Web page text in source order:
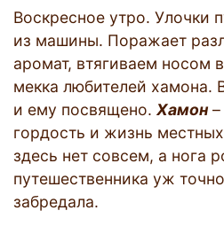
Воскресное утро. Улочки
из машины. Поражает
аромат, втягиваем носом
мекка любителей хамона.
и ему посвящено. Хамон
гордость и жизнь
здесь нет совсем, а нога
путешественника уж
забредала.